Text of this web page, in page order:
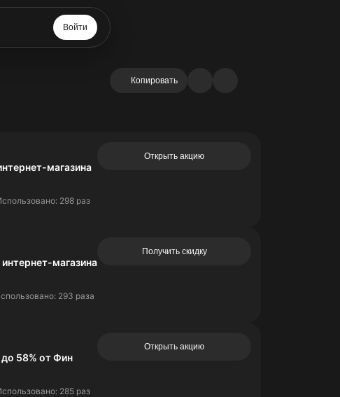
Войти
Копировать
магазина
298 раз
Открыть акцию
магазина
293 раза
Получить скидку
58% от Фин
285 раз
Открыть акцию